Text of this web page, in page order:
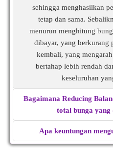
sehingga menghasilkan
tetap dan sama.
menurun menghitung
dibayar, yang berkurang
kembali, yang
bertahap lebih rendah
keseluruhan
Bagaimana Reducing
total bunga yang
Apa keuntungan